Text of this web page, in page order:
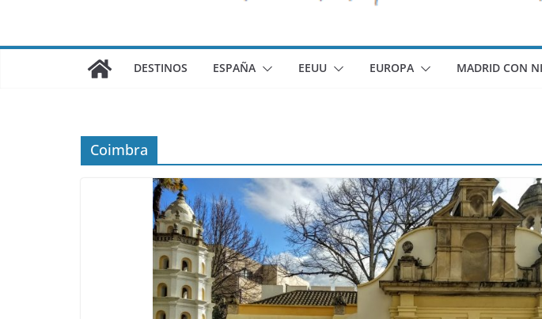
DESTINOS ESPAÑA EEUU EUROPA MADRID CON
Coimbra